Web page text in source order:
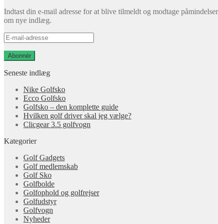
Indtast din e-mail adresse for at blive tilmeldt og modtage påmindelser
om nye indlæg.
E-
mail-
adresse
Abonnér
Seneste indlæg
Nike Golfsko
Ecco Golfsko
Golfsko – den komplette guide
Hvilken golf driver skal jeg vælge?
Clicgear 3.5 golfvogn
Kategorier
Golf Gadgets
Golf medlemskab
Golf Sko
Golfbolde
Golfophold og golfrejser
Golfudstyr
Golfvogn
Nyheder